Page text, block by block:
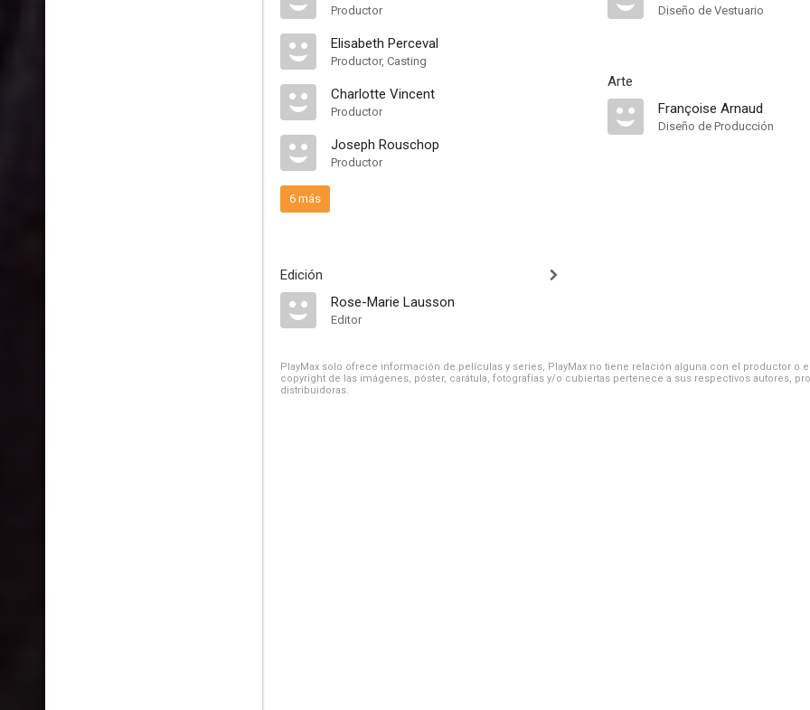
Productor
Elisabeth Perceval
Productor, Casting
Charlotte Vincent
Productor
Joseph Rouschop
Productor
6 más
Edición
Rose-Marie Lausson
Editor
Diseño de Vestuario
Arte
Françoise Arnaud
Diseño de Producción
PlayMax solo ofrece información de películas y series, PlayMax no tiene relación alguna con el productor o
copyright de las imágenes, póster, carátula, fotografías y/o cubiertas pertenece a sus respectivos autores,
distribuidoras.